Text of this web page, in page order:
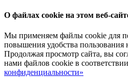
О файлах cookie на этом веб-
Мы применяем файлы cookie для
повышения удобства
Продолжая просмотр сайта, вы
нами файлов cookie в
конфиденциальности»